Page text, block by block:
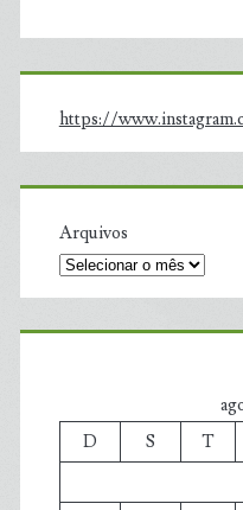
https://
Arquivos
D
S T